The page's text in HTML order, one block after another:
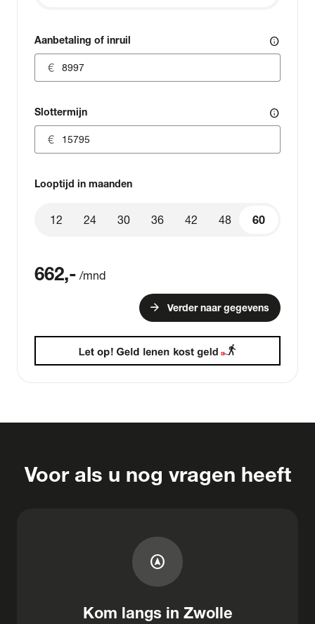
Aanbetaling of inruil info
Slottermijn info
Looptijd in maanden
60
12 24 30 36 42 48 60
662,- /mnd
arrow_forward Verder naar gegevens
Voor als u nog vragen heeft
assistant_navigation
Kom langs in Zwolle